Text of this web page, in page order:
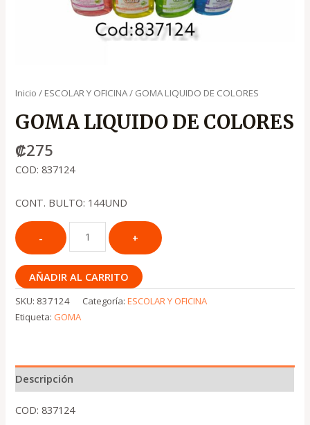
Inicio / ESCOLAR Y OFICINA/ GOMA LIQUIDO DE COLORES
GOMA LIQUIDO DE COLORES
₡275
COD: 837124
CONT. BULTO: 144UND
AÑADIR AL CARRITO
SKU: 837124 Categoría:ESCOLAR Y OFICINA
Etiqueta: GOMA
Descripción
COD: 837124